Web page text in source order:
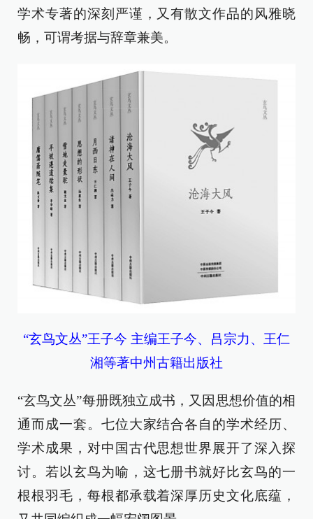
学术专著的深刻严谨，又有散文作品的风雅晓
畅，可谓考据与辞章兼美。
“玄鸟文丛”王子今 主编王子今、吕宗力、王仁
湘等著中州古籍出版社
“玄鸟文丛”每册既独立成书，又因思想价值的相
通而成一套。七位大家结合各自的学术经历、
学术成果，对中国古代思想世界展开了深入探
讨。若以玄鸟为喻，这七册书就好比玄鸟的一
根根羽毛，每根都承载着深厚历史文化底蕴，